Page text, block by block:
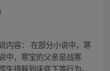
内容： 在部分小说中，寒
中，寒宝的父亲是战寒
措躲到床底下等行为。